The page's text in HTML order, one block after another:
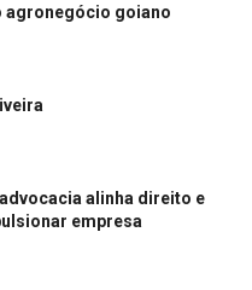
agronegócio goiano
alinha direito e
empresa